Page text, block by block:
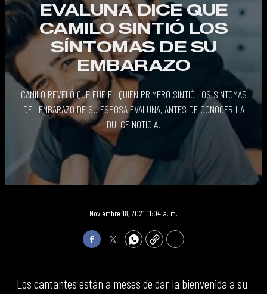
EVALUNA DICE QUE
CAMILO SINTIÓ LOS
SÍNTOMAS DE SU
EMBARAZO
CAMILO REVELÓ QUE FUE ÉL QUIEN PRIMERO SINTIÓ LOS SÍNTOMAS
DEL EMBARAZO DE SU ESPOSA EVALUNA, ANTES DE CONOCER LA
DULCE NOTICIA.
Noviembre 18, 2021 11:04 a. m.
FacebookTwitterWhatsApp
Copy Print
Los cantantes están a meses de dar la bienvenida a su